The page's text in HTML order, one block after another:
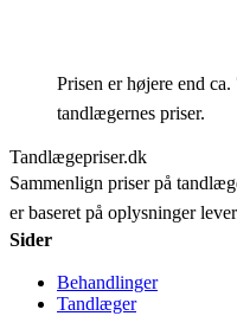
Prisen er højere end ca.
tandlægernes priser.
Tandlægepriser.dk
Sammenlign priser på
er baseret på oplysninger
Sider
Behandlinger
Tandlæger